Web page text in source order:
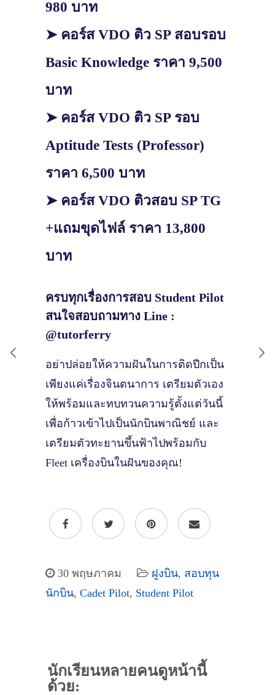
980 บาท
➤ คอร์ส VDO ติว SP สอบรอบ
Basic Knowledge ราคา 9,500
บาท
➤ คอร์ส VDO ติว SP รอบ
Aptitude Tests (Professor)
ราคา 6,500 บาท
➤ คอร์ส VDO ติวสอบ SP TG
+แถมขุดไฟล์ ราคา 13,800
บาท
ครบทุกเรื่องการสอบ Student Pilot
สนใจสอบถามทาง Line :
@tutorferry
อย่าปล่อยให้ความฝันในการติดปีกเป็น
เพียงแค่เรื่องจินตนาการ เตรียมตัวเอง
ให้พร้อมและทบทวนความรู้ตั้งแต่วันนี้
เพื่อก้าวเข้าไปเป็นนักบินพาณิชย์ และ
เตรียมตัวทะยานขึ้นฟ้าไปพร้อมกับ
Fleet เครื่องบินในฝันของคุณ!
30 พฤษภาคม ฝูงบิน, สอบทุน
นักบิน, Cadet Pilot, Student Pilot
นักเรียนหลายคนดูหน้านี้
ด้วย: